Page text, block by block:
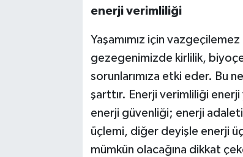
enerji verimliliği
Yaşamımız için
gezegenimizde kirlilik,
sorunlarımıza etki eder. Bu
şarttır. Enerji verimliliği
enerji güvenliği; enerji
üçlemi, diğer deyişle enerji
mümkün olacağına dikkat